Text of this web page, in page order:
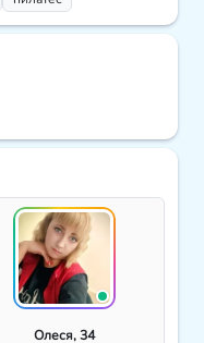
Олеся, 34